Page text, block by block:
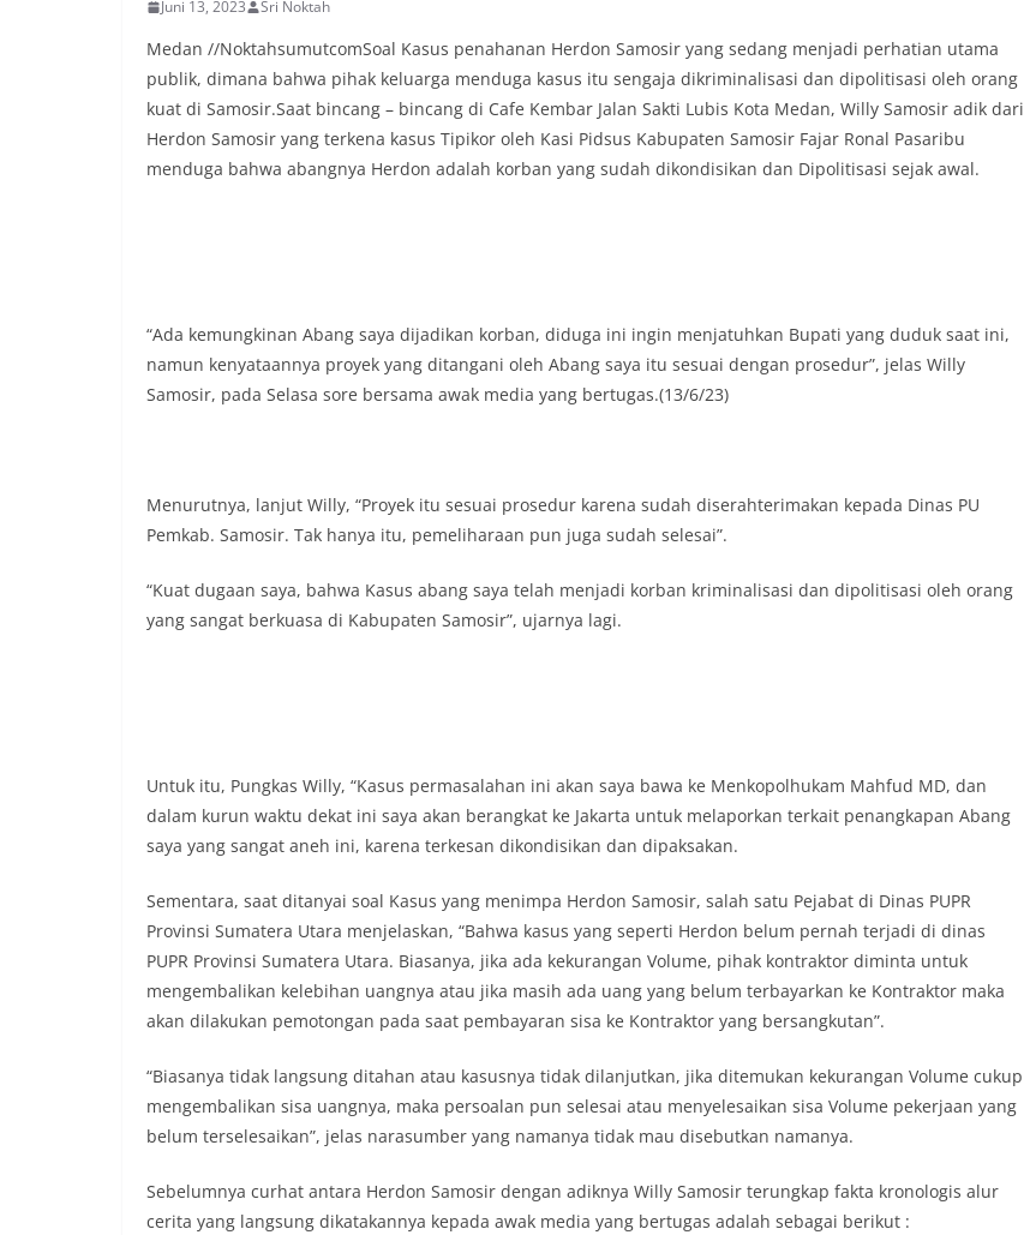
lingkungan tempat tinggal, serta membuka ruang
komunikasi dua arah agar warga dapat menyampaikan
keluhan maupun informasi terkait situasi kamtibmas di
sekitar mereka.‎‎‎Salah satu poin utama yang disampaikan
dalam kegiatan sambang ini adalah imbauan kepada
warga untuk memasang bendera Merah Putih secara
penuh, bukan setengah tiang, sebagai bentuk
mengimbau kepada seluruh warga agar mulai
mempersiapkan dan memasang bendera Merah Putih di
depan rumah masing-masing secara penuh. Ini adalah
bentuk penghormatan kita bersama terhadap perjuangan
bendera yang akan dikibarkan, memastikan bendera
dalam keadaan bersih, tidak sobek, dan layak untuk
dikibarkan sebagai simbol kehormatan negara.‎‎‎Selain
sambang DDS ini juga dimanfaatkan sebagai sarana
deteksi dini (early warning) guna mengantisipasi potensi
Kemerdekaan RI yang biasanya diwarnai dengan berbagai
kegiatan dan keramaian warga.‎‎Dengan adanya deteksi dini
ini, diharapkan potensi gangguan keamanan dapat
diantisipasi sejak awal sehingga situasi di Kelurahan
puncak perayaan HUT Kemerdekaan RI berlangsung.‎‎Wujud
Kedekatan Polri dengan Masyarakat‎Kegiatan sambang
Door to Door System ini merupakan salah satu bentuk
implementasi program Polri Presisi yang mengedepankan
kehadiran dan kedekatan personel Kepolisian dengan
masyarakat. Melalui kegiatan semacam ini,
penyampai informasi dan imbauan, tetapi juga sebagai
mitra masyarakat dalam menjaga keamanan lingkungan
secara bersama-sama.‎‎Kehadiran Bhabinkamtibmas di
tengah-tengah warga diharapkan dapat semakin
masyarakat, sekaligus membangun kesadaran kolektif
warga akan pentingnya menjaga keamanan, ketertiban,
Juni 13, 2023 Sri Noktah
Medan //NoktahsumutcomSoal Kasus penahanan Herdon Samosir yang sedang menjadi perhatian utama
publik, dimana bahwa pihak keluarga menduga kasus itu sengaja dikriminalisasi dan dipolitisasi oleh orang
kuat di Samosir.Saat bincang – bincang di Cafe Kembar Jalan Sakti Lubis Kota Medan, Willy Samosir adik dari
Herdon Samosir yang terkena kasus Tipikor oleh Kasi Pidsus Kabupaten Samosir Fajar Ronal Pasaribu
menduga bahwa abangnya Herdon adalah korban yang sudah dikondisikan dan Dipolitisasi sejak awal.
“Ada kemungkinan Abang saya dijadikan korban, diduga ini ingin menjatuhkan Bupati yang duduk saat ini,
namun kenyataannya proyek yang ditangani oleh Abang saya itu sesuai dengan prosedur”, jelas Willy
Samosir, pada Selasa sore bersama awak media yang bertugas.(13/6/23)
Menurutnya, lanjut Willy, “Proyek itu sesuai prosedur karena sudah diserahterimakan kepada Dinas PU
Pemkab. Samosir. Tak hanya itu, pemeliharaan pun juga sudah selesai”.
“Kuat dugaan saya, bahwa Kasus abang saya telah menjadi korban kriminalisasi dan dipolitisasi oleh orang
yang sangat berkuasa di Kabupaten Samosir”, ujarnya lagi.
Untuk itu, Pungkas Willy, “Kasus permasalahan ini akan saya bawa ke Menkopolhukam Mahfud MD, dan
dalam kurun waktu dekat ini saya akan berangkat ke Jakarta untuk melaporkan terkait penangkapan Abang
saya yang sangat aneh ini, karena terkesan dikondisikan dan dipaksakan.
Sementara, saat ditanyai soal Kasus yang menimpa Herdon Samosir, salah satu Pejabat di Dinas PUPR
Provinsi Sumatera Utara menjelaskan, “Bahwa kasus yang seperti Herdon belum pernah terjadi di dinas
PUPR Provinsi Sumatera Utara. Biasanya, jika ada kekurangan Volume, pihak kontraktor diminta untuk
mengembalikan kelebihan uangnya atau jika masih ada uang yang belum terbayarkan ke Kontraktor maka
akan dilakukan pemotongan pada saat pembayaran sisa ke Kontraktor yang bersangkutan”.
“Biasanya tidak langsung ditahan atau kasusnya tidak dilanjutkan, jika ditemukan kekurangan Volume cukup
mengembalikan sisa uangnya, maka persoalan pun selesai atau menyelesaikan sisa Volume pekerjaan yang
belum terselesaikan”, jelas narasumber yang namanya tidak mau disebutkan namanya.
Sebelumnya curhat antara Herdon Samosir dengan adiknya Willy Samosir terungkap fakta kronologis alur
cerita yang langsung dikatakannya kepada awak media yang bertugas adalah sebagai berikut :